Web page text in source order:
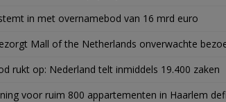
in met overnamebod van 16 mrd euro
Mall of the Netherlands onverwachte
rukt op: Nederland telt inmiddels 19.400 zaken
voor ruim 800 appartementen in Haarlem